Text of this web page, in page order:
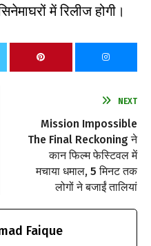
में रिलीज होगी।
NEXT
Mission Impossible
The Final Reckoning ने
कान फिल्म फेस्टिवल में
मचाया धमाल, 5 मिनट तक
लोगों ने बजाईं तालियां
Faique